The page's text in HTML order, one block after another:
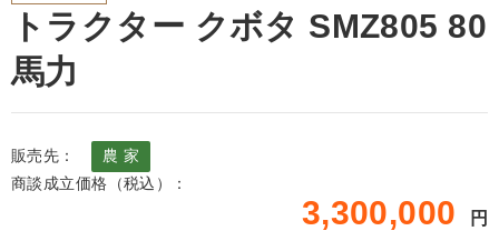
トラクター クボタ SMZ805 80
馬力
販売先：
農 家
商談成立価格（税込）：
3,300,000 円